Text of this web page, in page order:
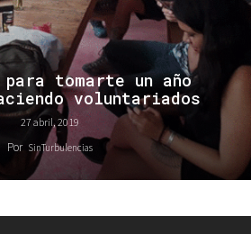
tomarte un año
voluntariados
27 abril, 2019
Por SinTurbulencias